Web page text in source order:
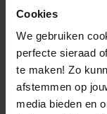
Cookies
We gebruiken
perfecte sieraad
te maken! Zo
afstemmen op
media bieden en
Specificaties
Over